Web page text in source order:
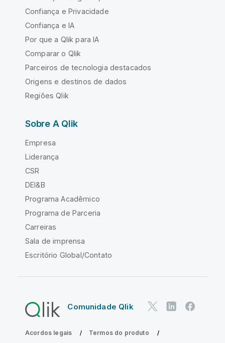
Confiança e Privacidade
Confiança e IA
Por que a Qlik para IA
Comparar o Qlik
Parceiros de tecnologia destacados
Origens e destinos de dados
Regiões Qlik
Sobre A Qlik
Empresa
Liderança
CSR
DEI&B
Programa Acadêmico
Programa de Parceria
Carreiras
Sala de imprensa
Escritório Global/Contato
Comunidade Qlik
Acordos legais Termos do produto